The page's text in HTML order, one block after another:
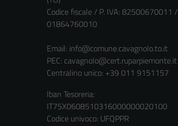
Codice fiscale / P. IVA: 82500670011 /
01864760010
Email: info@comune.cavagnolo.to.it
PEC: cavagnolo@cert.ruparpiemonte.it
Centralino unico: +39 011 9151157
Iban Tesoreria:
IT75X0608510316000000020100
Codice univoco: UFQPPR